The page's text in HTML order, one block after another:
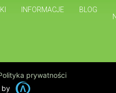
INFORMACJE
BLOG
prywatności
by